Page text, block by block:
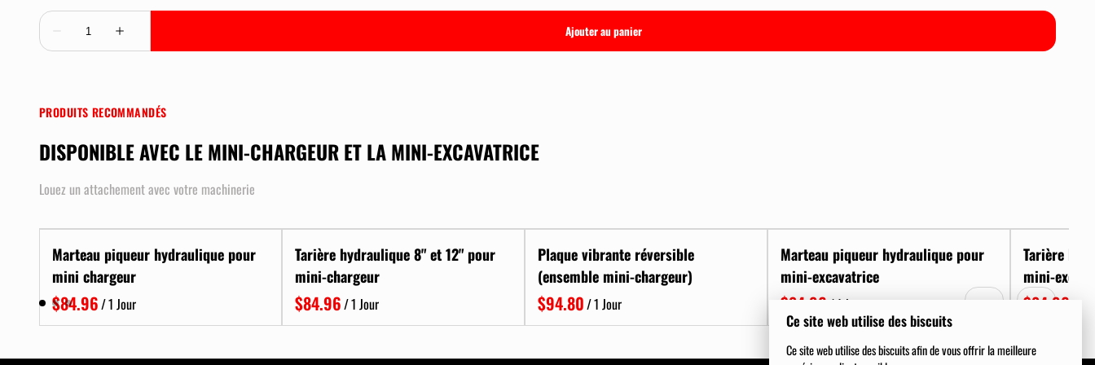
PRODUITS RECOMMANDÉS
DISPONIBLE AVEC LE MINI-CHARGEUR ET LA MINI-EXCAVATRICE
Louez un attachement avec votre machinerie
Marteau piqueur hydraulique pour
mini chargeur
/
Tarière hydraulique 8" et 12" pour
mini-chargeur
/
Plaque vibrante réversible
(ensemble mini-chargeur)
/
Marteau piqueur hydraulique pour
mini-excavatrice
/
Tarière
mini-
Ce site web utilise des biscuits
Ce site web utilise des biscuits afin de vous offrir la meilleure